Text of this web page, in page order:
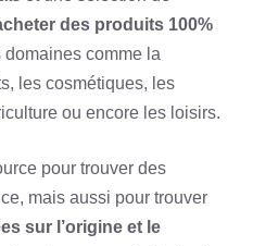
des produits 100%
domaines comme la
les cosmétiques, les
ou encore les loisirs.
pour trouver des
mais aussi pour trouver
sur l’origine et le